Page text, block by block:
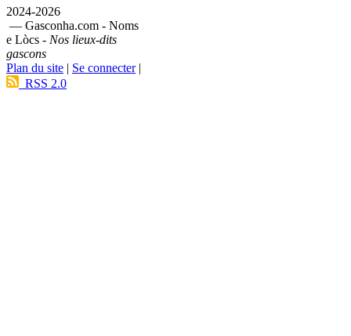
2024-2026
— Gasconha.com - Noms
e Lòcs - Nos lieux-dits
gascons
Plan du site | Se connecter|
RSS 2.0